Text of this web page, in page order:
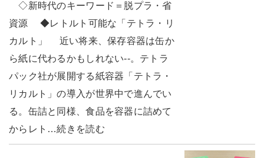
◇新時代のキーワード＝脱プラ・省
資源 ◆レトルト可能な「テトラ・リ
カルト」 近い将来、保存容器は缶か
ら紙に代わるかもしれない--。テトラ
パック社が展開する紙容器「テトラ・
リカルト」の導入が世界中で進んでい
る。缶詰と同様、食品を容器に詰めて
からレト…続きを読む